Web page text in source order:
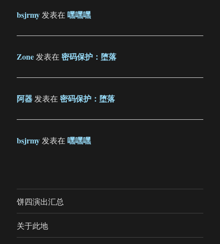
bsjrmy发表在嘿嘿嘿
Zone发表在密码保护：堕落
阿器发表在密码保护：堕落
bsjrmy发表在嘿嘿嘿
饼四演出汇总
关于此地